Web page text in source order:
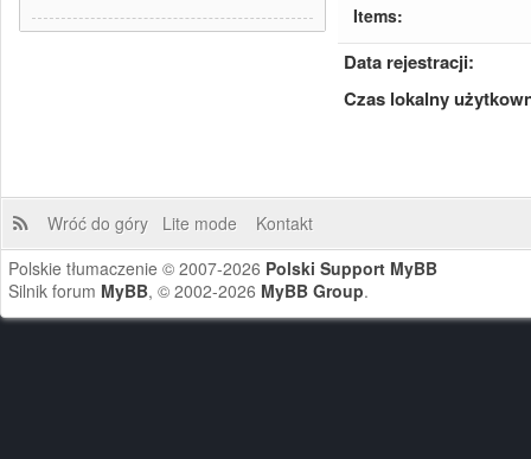
Items:
Data rejestracji:
Czas lokalny
Wróć do góry Lite mode
Kontakt
Polskie tłumaczenie © 2007-2026 Polski Support MyBB
Silnik forum MyBB, © 2002-2026 MyBB Group.